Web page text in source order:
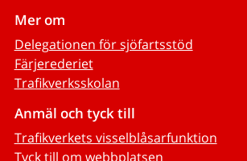
Mer om
Delegationen för sjöfartsstöd
Färjerederiet
Trafikverksskolan
Anmäl och tyck till
Trafikverkets visselblåsarfunktion
Tyck till om webbplatsen